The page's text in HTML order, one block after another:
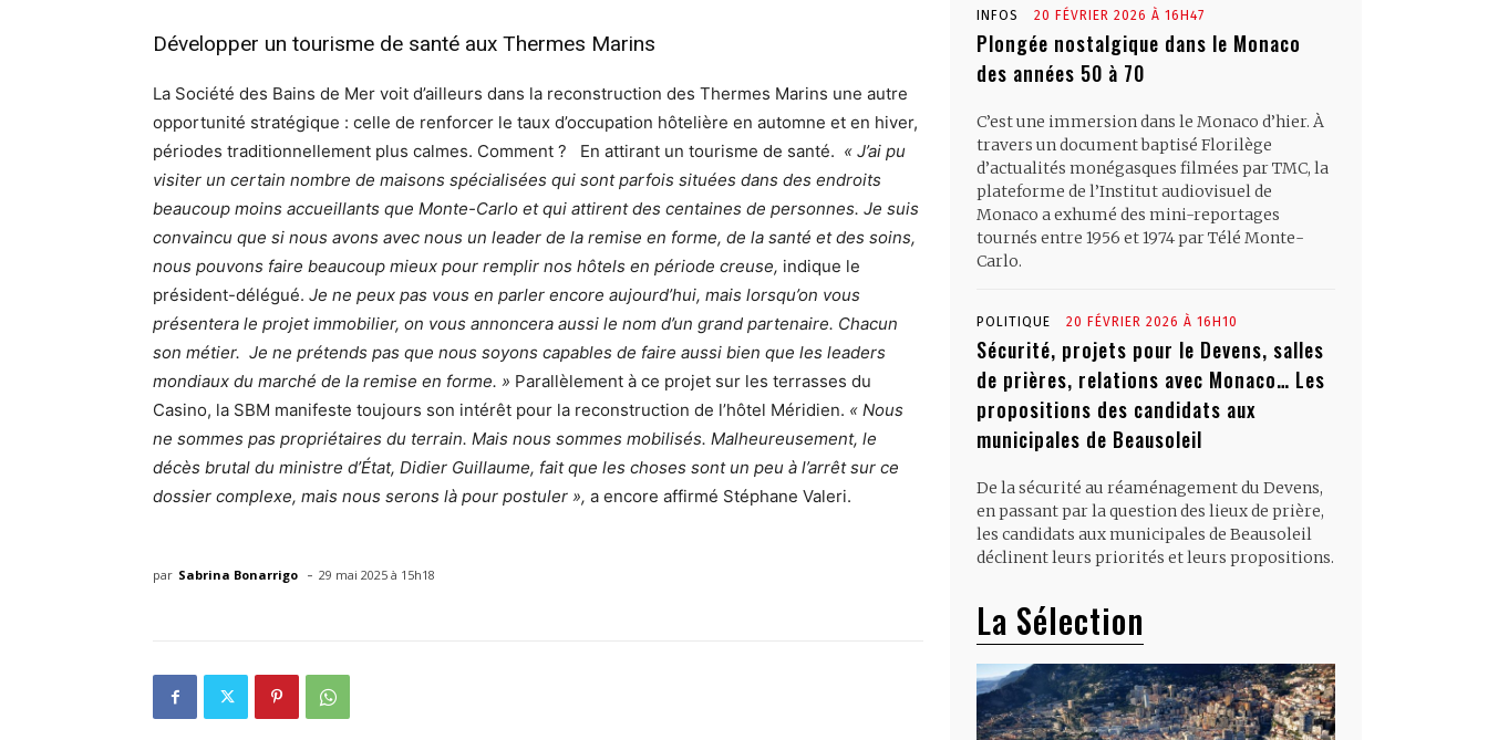
Développer un tourisme de santé aux Thermes Marins
La Société des Bains de Mer voit d’ailleurs dans la reconstruction des Thermes Marins une autre
opportunité stratégique : celle de renforcer le taux d’occupation hôtelière en automne et en hiver,
périodes traditionnellement plus calmes. Comment ? En attirant un tourisme de santé. « J’ai pu
visiter un certain nombre de maisons spécialisées qui sont parfois situées dans des endroits
beaucoup moins accueillants que Monte-Carlo et qui attirent des centaines de personnes. Je suis
convaincu que si nous avons avec nous un leader de la remise en forme, de la santé et des soins,
nous pouvons faire beaucoup mieux pour remplir nos hôtels en période creuse, indique le
président-délégué. Je ne peux pas vous en parler encore aujourd’hui, mais lorsqu’on vous
présentera le projet immobilier, on vous annoncera aussi le nom d’un grand partenaire. Chacun
son métier. Je ne prétends pas que nous soyons capables de faire aussi bien que les leaders
mondiaux du marché de la remise en forme. » Parallèlement à ce projet sur les terrasses du
Casino, la SBM manifeste toujours son intérêt pour la reconstruction de l’hôtel Méridien. « Nous
ne sommes pas propriétaires du terrain. Mais nous sommes mobilisés. Malheureusement, le
décès brutal du ministre d’État, Didier Guillaume, fait que les choses sont un peu à l’arrêt sur ce
dossier complexe, mais nous serons là pour postuler », a encore affirmé Stéphane Valeri.
par Sabrina Bonarrigo - 29 mai 2025 à 15h18
INFOS 20 FÉVRIER 2026 À 16H47
Plongée nostalgique dans le Monaco
des années 50 à 70
C’est une immersion dans le Monaco d’hier. À
travers un document baptisé Florilège
d’actualités monégasques filmées par TMC, la
plateforme de l’Institut audiovisuel de
Monaco a exhumé des mini-reportages
tournés entre 1956 et 1974 par Télé Monte-
Carlo.
POLITIQUE 20 FÉVRIER 2026 À 16H10
Sécurité, projets pour le Devens, salles
de prières, relations avec Monaco… Les
propositions des candidats aux
municipales de Beausoleil
De la sécurité au réaménagement du Devens,
en passant par la question des lieux de prière,
les candidats aux municipales de Beausoleil
déclinent leurs priorités et leurs propositions.
La Sélection